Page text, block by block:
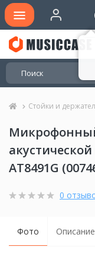
Стойки и
AT8491G
0
Фото Описание